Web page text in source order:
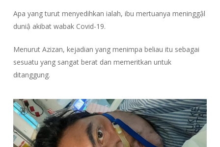
Apa yang turut menyedihkan ialah, ibu mertuanya meninggậl
duniậ akibat wabak Covid-19.
Menurut Azizan, kejadian yang menimpa beliau itu sebagai
sesuatu yang sangat berat dan memeritkan untuk
ditanggung.